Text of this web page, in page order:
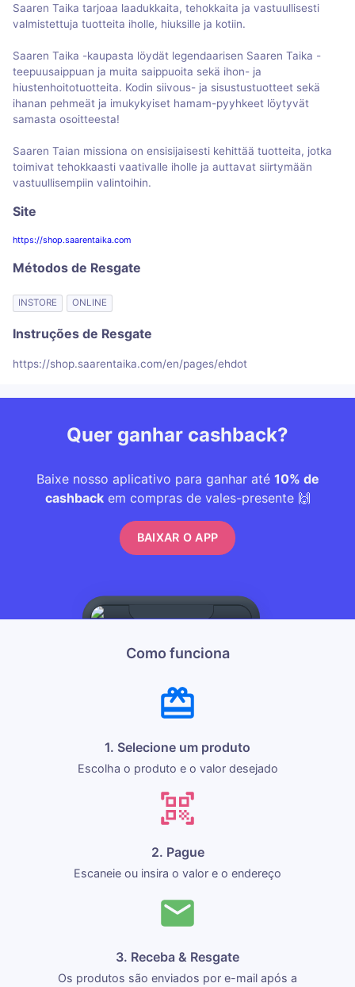
Saaren Taika tarjoaa laadukkaita, tehokkaita ja vastuullisesti
valmistettuja tuotteita iholle, hiuksille ja kotiin.
Saaren Taika -kaupasta löydät legendaarisen Saaren Taika -
teepuusaippuan ja muita saippuoita sekä ihon- ja
hiustenhoitotuotteita. Kodin siivous- ja sisustustuotteet sekä
ihanan pehmeät ja imukykyiset hamam-pyyhkeet löytyvät
samasta osoitteesta!
Saaren Taian missiona on ensisijaisesti kehittää tuotteita, jotka
toimivat tehokkaasti vaativalle iholle ja auttavat siirtymään
vastuullisempiin valintoihin.
Site
https://shop.saarentaika.com
Métodos de Resgate
INSTORE ONLINE
Instruções de Resgate
https://shop.saarentaika.com/en/pages/ehdot
Quer ganhar cashback?
Baixe nosso aplicativo para ganhar até 10% de
cashbackem compras de vales-presente 🙌
BAIXAR O APP
Como funciona
1. Selecione um produto
Escolha o produto e o valor desejado
2. Pague
Escaneie ou insira o valor e o endereço
3. Receba & Resgate
Os produtos são enviados por e-mail após a